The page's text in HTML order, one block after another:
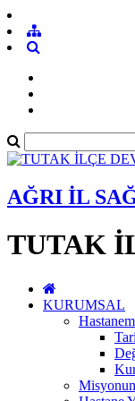
AĞRI İL
TUTAK
KURUMSAL